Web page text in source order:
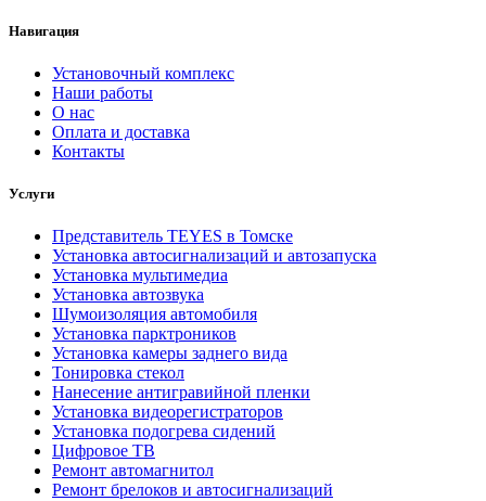
Навигация
Установочный комплекс
Наши работы
О нас
Оплата и доставка
Контакты
Услуги
Представитель TEYES в Томске
Установка автосигнализаций и автозапуска
Установка мультимедиа
Установка автозвука
Шумоизоляция автомобиля
Установка парктроников
Установка камеры заднего вида
Тонировка стекол
Нанесение антигравийной пленки
Установка видеорегистраторов
Установка подогрева сидений
Цифровое ТВ
Ремонт автомагнитол
Ремонт брелоков и автосигнализаций